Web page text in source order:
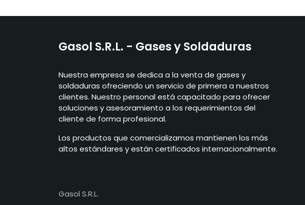
Gasol S.R.L. - Gases y Soldaduras
Nuestra empresa se dedica a la venta de gases y
soldaduras ofreciendo un servicio de primera a nuestros
clientes. Nuestro personal está capacitado para ofrecer
soluciones y asesoramiento a los requerimientos del
cliente de forma profesional.
Los productos que comercializamos mantienen los más
altos estándares y están certificados internacionalmente.
Gasol S.R.L.